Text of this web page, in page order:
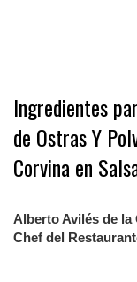
Ingredientes
de Ostras Y
Corvina en
Alberto Avilés de la
Chef del